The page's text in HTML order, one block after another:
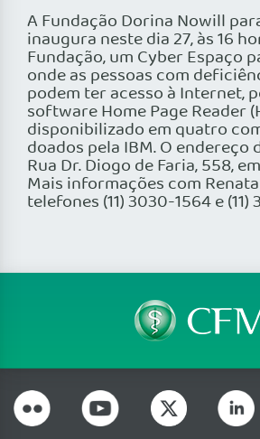
A Fundação Dorina Nowill
inaugura neste dia 27, às 16
Fundação, um Cyber Espaço
onde as pessoas com
podem ter acesso à Internet,
software Home Page Reader
disponibilizado em quatro
doados pela IBM. O endereço
Rua Dr. Diogo de Faria, 558,
Mais informações com
telefones (11) 3030-1564 e (11)